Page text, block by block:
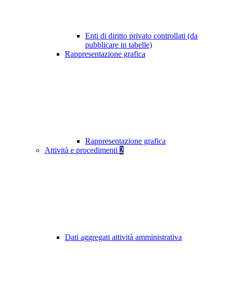
Enti di diritto privato controllati (da
pubblicare in tabelle)
Rappresentazione grafica
Rappresentazione grafica
Attività e procedimenti 2
Dati aggregati attività amministrativa